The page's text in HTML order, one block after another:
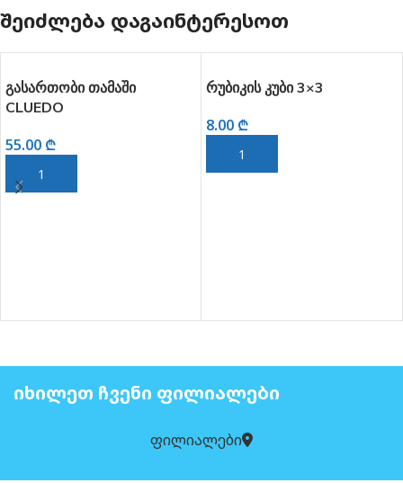
ᲨᲔᲘᲫᲚᲔᲑᲐ ᲓᲐᲒᲐᲘᲜᲢᲔᲠᲔᲡᲝᲗ
გასართობი თამაში
CLUEDO
55.00 ₾
ᲙᲐᲚᲐᲗᲐᲨᲘ ᲓᲐᲛᲐᲢᲔᲑᲐ
რუბიკის კუბი 3×3
8.00 ₾
ᲙᲐᲚᲐᲗᲐᲨᲘ ᲓᲐᲛᲐᲢᲔᲑᲐ
ᲘᲮᲘᲚᲔᲗ ᲩᲕᲔᲜᲘ ᲤᲘᲚᲘᲐᲚᲔᲑᲘ
ფილიალები